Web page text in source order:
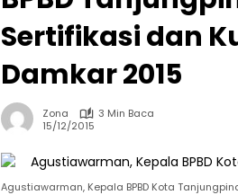
Sertifikasi dan
Damkar 2015
Zona
3 Min Baca
15/12/2015
Agustiawarman, Kepala BPBD Kota